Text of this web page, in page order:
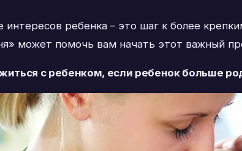
интересов ребенка – это шаг к более
может помочь вам начать этот важный
с ребенком, если ребенок больше